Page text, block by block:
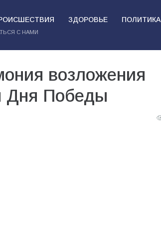
ЗДОРОВЬЕ ПОЛИТИКА
С НАМИ
возложения
Дня Победы